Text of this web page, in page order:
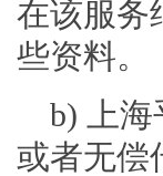
在该服务
些资料。
b) 上
或者无偿